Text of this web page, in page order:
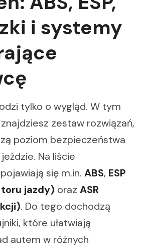
i systemy
tylko o wygląd. W tym
zestaw rozwiązań,
poziom bezpieczeństwa
Na liście
się m.in. ABS, ESP
jazdy) oraz ASR
. Do tego dochodzą
które ułatwiają
autem w różnych